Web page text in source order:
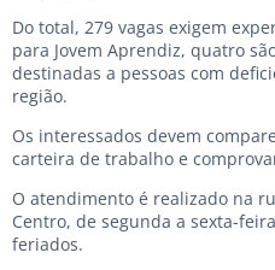
Do total, 279 vagas exigem
para Jovem Aprendiz, quatro
destinadas a pessoas com
região.
Os interessados devem
carteira de trabalho e
O atendimento é realizado na
Centro, de segunda a sexta-
feriados.